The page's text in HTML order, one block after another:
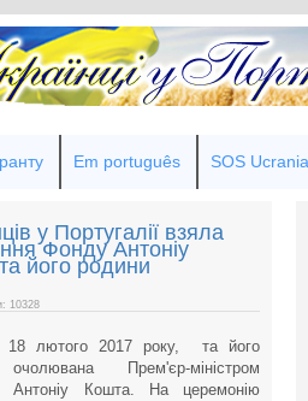
Em português SOS
у Португалії взяла
Фонду Антоніу
його родини
10328
18 лютого 2017 року, та його
Прем'єр-міністром
Антоніу Кошта. На церемонію